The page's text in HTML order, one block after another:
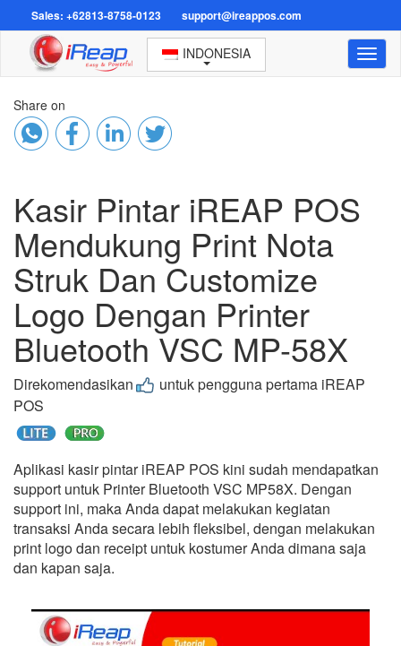
Sales: +62813-8758-0123 support@ireappos.com
INDONESIA
Share on
Kasir Pintar iREAP POS
Mendukung Print Nota
Struk Dan Customize
Logo Dengan Printer
Bluetooth VSC MP-58X
Direkomendasikan
untuk pengguna pertama iREAP
POS
Aplikasi kasir pintar iREAP POS kini sudah mendapatkan
support untuk Printer Bluetooth VSC MP58X. Dengan
support ini, maka Anda dapat melakukan kegiatan
transaksi Anda secara lebih fleksibel, dengan melakukan
print logo dan receipt untuk kostumer Anda dimana saja
dan kapan saja.